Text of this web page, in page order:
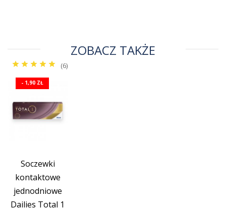
ZOBACZ TAKŻE
(6)
Soczewki
kontaktowe
jednodniowe
Dailies Total 1
- 1,90 ZŁ